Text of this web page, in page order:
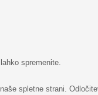
spremenite.
spletne strani.